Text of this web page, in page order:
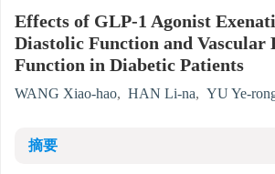
Effects of GLP-1 Agonist
Diastolic Function and Vascular
Function in Diabetic Patients
WANG Xiao-hao, HAN Li-na, YU Ye-
摘要